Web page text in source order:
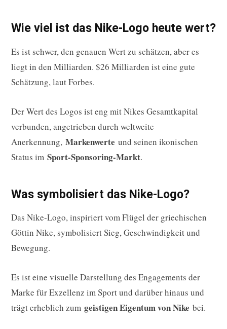
Wie viel ist das Nike-Logo heute wert?
Es ist schwer, den genauen Wert zu schätzen, aber es
liegt in den Milliarden. $26 Milliarden ist eine gute
Schätzung, laut Forbes.
Der Wert des Logos ist eng mit Nikes Gesamtkapital
verbunden, angetrieben durch weltweite
Anerkennung, Markenwerte und seinen ikonischen
Status im Sport-Sponsoring-Markt.
Was symbolisiert das Nike-Logo?
Das Nike-Logo, inspiriert vom Flügel der griechischen
Göttin Nike, symbolisiert Sieg, Geschwindigkeit und
Bewegung.
Es ist eine visuelle Darstellung des Engagements der
Marke für Exzellenz im Sport und darüber hinaus und
trägt erheblich zum geistigen Eigentum von Nike bei.